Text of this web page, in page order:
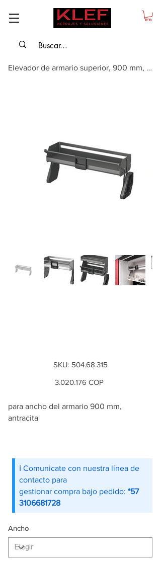
Elevador de armario superior, 900 mm, antracita.
SKU: SKU
504.68.315
504.68.315
Precio
3.020.176 COP
para ancho del armario 900 mm,
antracita
ℹ️ Comunicate con nuestra línea de
contacto para
gestionar compra bajo pedido: *57
3106681728
Ancho